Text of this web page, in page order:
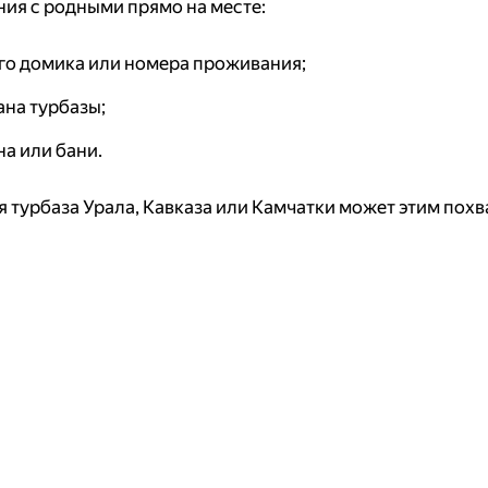
с родными прямо на месте:
домика или номера проживания;
турбазы;
или бани.
турбаза Урала, Кавказа или Камчатки может этим